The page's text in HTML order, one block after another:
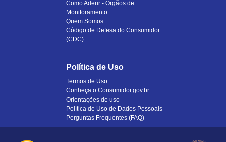
Como Aderir - Órgãos de
Monitoramento
Quem Somos
Código de Defesa do Consumidor
(CDC)
Política de Uso
Termos de Uso
Conheça o Consumidor.gov.br
Orientações de uso
Política de Uso de Dados Pessoais
Perguntas Frequentes (FAQ)